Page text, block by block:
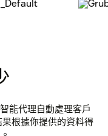
能代理自動處理客戶
根據你提供的資料得